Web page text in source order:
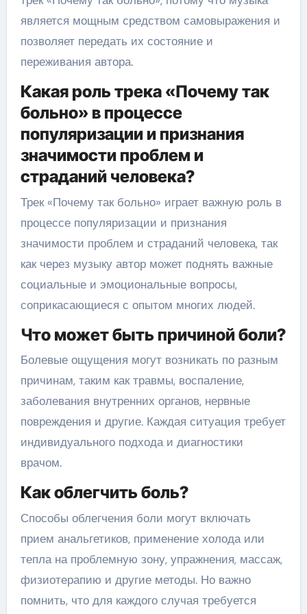
является мощным средством самовыражения и
позволяет передать их состояние и
переживания автора.
Какая роль трека «Почему так
больно» в процессе
популяризации и признания
значимости проблем и
страданий человека?
Трек «Почему так больно» играет важную роль в
процессе популяризации и признания
значимости проблем и страданий человека, так
как через музыку автор может поднять важные
социальные и эмоциональные вопросы,
соприкасающиеся с опытом многих людей.
Что может быть причиной боли?
Болевые ощущения могут возникать по разным
причинам, таким как травмы, воспаление,
заболевания внутренних органов, нервные
повреждения и другие. Каждая ситуация требует
индивидуального подхода и диагностики
врачом.
Как облегчить боль?
Способы облегчения боли могут включать
прием анальгетиков, применение холода или
тепла на проблемную зону, упражнения, массаж,
физиотерапию и другие методы. Но важно
помнить, что для каждого случая требуется